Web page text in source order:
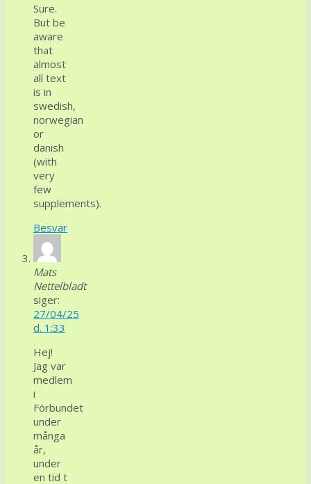
Sure.
But be
aware
that
almost
all text
is in
swedish,
norwegian
or
danish
(with
very
few
supplements).
Besvar
Mats
Nettelbladt
siger:
27/04/25
d. 1:33
Hej!
Jag var
medlem
i
Förbundet
under
många
år,
under
en tid t